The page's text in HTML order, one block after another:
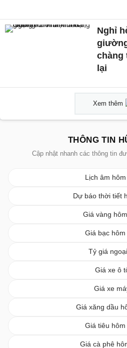
Nghỉ
chàng
lại
Xem thêm
THÔNG TIN
Cập nhật nhanh các thông tin
Lịch âm
Dự báo thời tiết
Giá vàng
Giá bạc hôm
Tỷ giá
Giá xe ô
Giá xe
Giá xăng dầu
Giá tiêu hôm
Giá cà phê